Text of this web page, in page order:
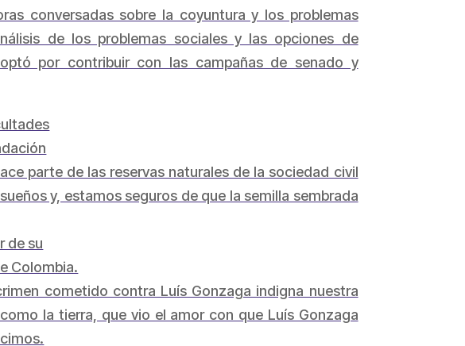
conversadas sobre la coyuntura y los problemas
de los problemas sociales y las opciones de
por contribuir con las campañas de senado y
parte de las reservas naturales de la sociedad civil
y, estamos seguros de que la semilla sembrada
de su
Colombia.
cometido contra Luís Gonzaga indigna nuestra
la tierra, que vio el amor con que Luís Gonzaga